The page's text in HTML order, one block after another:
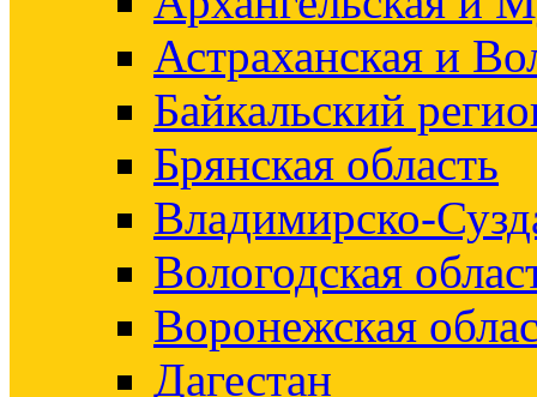
Астраханская и
Байкальский
Брянская область
Владимирско-
Вологодская
Воронежская
Дагестан